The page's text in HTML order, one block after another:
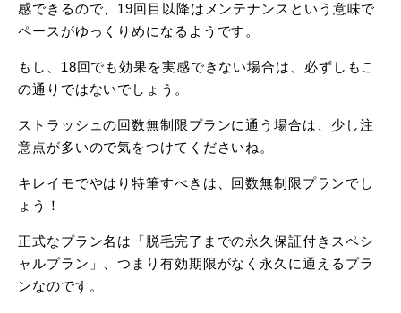
感できるので、19回目以降はメンテナンスという意味で
ペースがゆっくりめになるようです。
もし、18回でも効果を実感できない場合は、必ずしもこ
の通りではないでしょう。
ストラッシュの回数無制限プランに通う場合は、少し注
意点が多いので気をつけてくださいね。
キレイモでやはり特筆すべきは、回数無制限プランでし
ょう！
正式なプラン名は「脱毛完了までの永久保証付きスペシ
ャルプラン」、つまり有効期限がなく永久に通えるプラ
ンなのです。